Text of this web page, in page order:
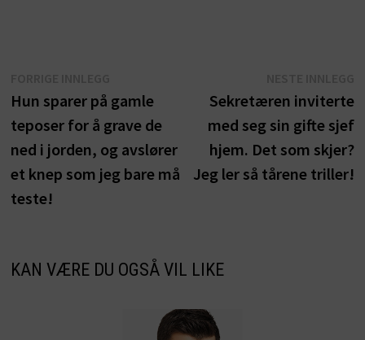
innlegg:
Hun sparer på gamle
teposer for å grave de
ned i jorden, og avslører
et knep som jeg bare må
teste!
Sekretæren inviterte
med seg sin gifte sjef
hjem. Det som skjer?
Jeg ler så tårene triller!
KAN VÆRE DU OGSÅ VIL LIKE